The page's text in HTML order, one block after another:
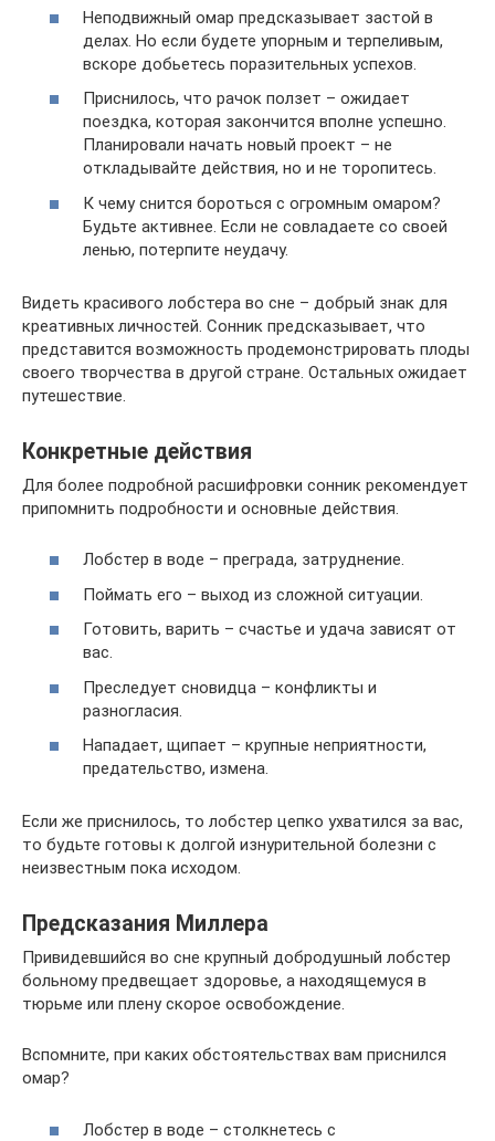
Неподвижный омар предсказывает застой в
делах. Но если будете упорным и терпеливым,
вскоре добьетесь поразительных успехов.
Приснилось, что рачок ползет – ожидает
поездка, которая закончится вполне успешно.
Планировали начать новый проект – не
откладывайте действия, но и не торопитесь.
К чему снится бороться с огромным омаром?
Будьте активнее. Если не совладаете со своей
ленью, потерпите неудачу.
Видеть красивого лобстера во сне – добрый знак для
креативных личностей. Сонник предсказывает, что
представится возможность продемонстрировать плоды
своего творчества в другой стране. Остальных ожидает
путешествие.
Конкретные действия
Для более подробной расшифровки сонник рекомендует
припомнить подробности и основные действия.
Лобстер в воде – преграда, затруднение.
Поймать его – выход из сложной ситуации.
Готовить, варить – счастье и удача зависят от
вас.
Преследует сновидца – конфликты и
разногласия.
Нападает, щипает – крупные неприятности,
предательство, измена.
Если же приснилось, то лобстер цепко ухватился за вас,
то будьте готовы к долгой изнурительной болезни с
неизвестным пока исходом.
Предсказания Миллера
Привидевшийся во сне крупный добродушный лобстер
больному предвещает здоровье, а находящемуся в
тюрьме или плену скорое освобождение.
Вспомните, при каких обстоятельствах вам приснился
омар?
Лобстер в воде – столкнетесь с